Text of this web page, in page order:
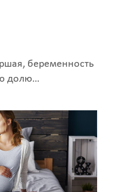
беременность
долю
состоянии
в
женщин Women
такое НБ, какими
как протекает